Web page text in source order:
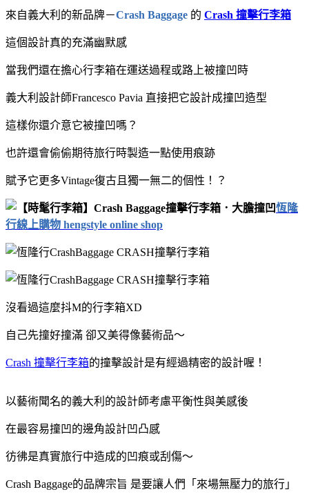
來自義大利的新品牌－Crash Baggage 的 Crash 撞擊行李箱
這個設計真的充滿幽默感
當我們還在擔心行李箱在運送過程或路上被撞凹時
義大利設計師Francesco Pavia 直接把它設計成撞凹造型
這樣你還介意它被撞凹嗎？
也許還會偷偷期待旅行時製造一點使用痕跡
賦予它更多Vintage復古且獨一無二的個性！？
恆隆
行線上購物 hengstyle online shop
沒看過這麼抖M的行李箱XD
自己先撞好撞滿 卻又美得像藝術品～
Crash 撞擊行李箱的撞擊設計是有經過精密的設計喔！
以藝術聞名的義大利的設計師考慮平衡性與美感後
在最容易撞凹的邊角設計凹凸感
彷彿是真實旅行中造成的凹痕或刮傷～
Crash Baggage的品牌宗旨 是要讓人們「來場無壓力的旅行」